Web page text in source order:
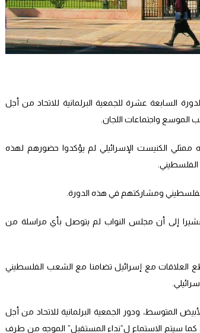
المغربي يومي 15 و16 فبراير 2024 بالرباط الدورة السابعة عشرة للجمعية البرلمانية للاتحاد من أجل
الموسع واجتماعات اللجان.
الكنيست الإسرائيلي لم يؤكدوا حضورهم لهذه
ومشاركتهم في هذه الدورة.
إلى أن مجلس النواب لم يتوصل بأي مراسلة من
العلاقات مع إسرائيل تضامنا مع الشعب الفلسطيني
المتوسط، ودور الجمعية البرلمانية للاتحاد من أجل
سيتم الاستماع ل”نداء المستقبل” الموجه من طرف